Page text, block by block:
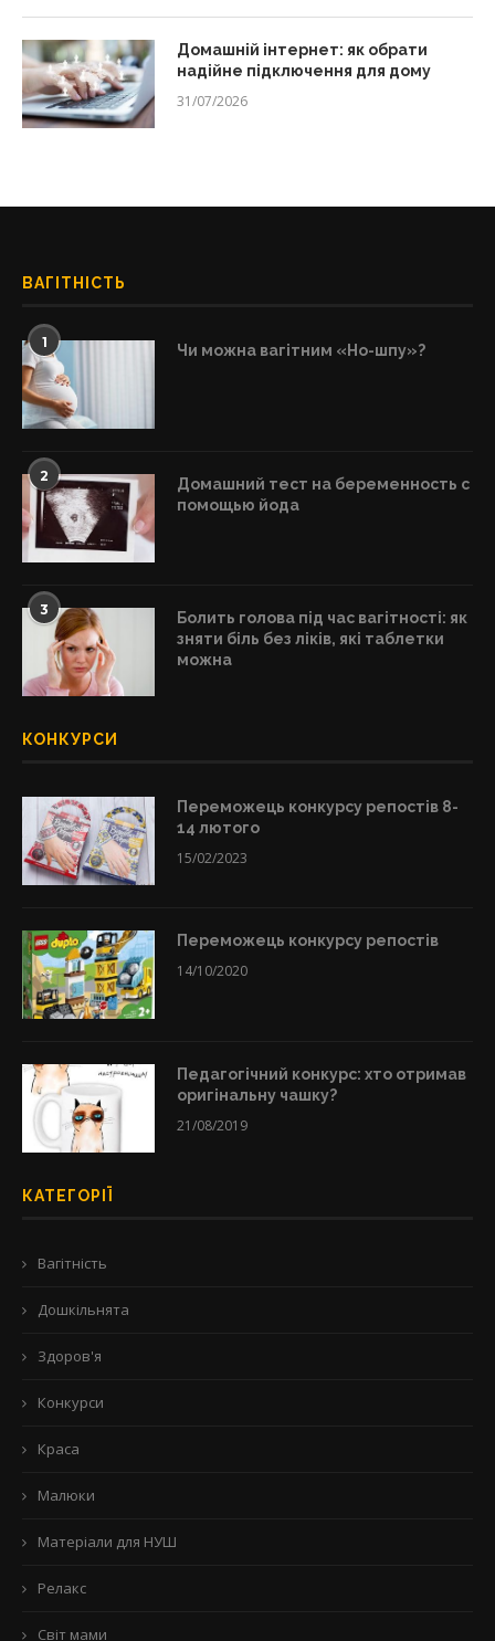
Домашній інтернет: як обрати
надійне підключення для дому
31/07/2026
ВАГІТНІСТЬ
1 Чи можна вагітним «Но-шпу»?
2
Домашний тест на беременность с
помощью йода
3
Болить голова під час вагітності: як
зняти біль без ліків, які таблетки
можна
КОНКУРСИ
Переможець конкурсу репостів 8-
14 лютого
15/02/2023
Переможець конкурсу репостів
14/10/2020
Педагогічний конкурс: хто отримав
оригінальну чашку?
21/08/2019
КАТЕГОРІЇ
Вагітність
Дошкільнята
Здоров'я
Конкурси
Краса
Малюки
Матеріали для НУШ
Релакс
Світ мами